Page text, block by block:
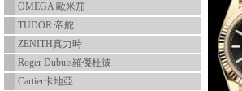
OMEGA 歐米茄
TUDOR 帝舵
ZENITH真力時
Roger Dubuis羅傑杜彼
Cartier卡地亞